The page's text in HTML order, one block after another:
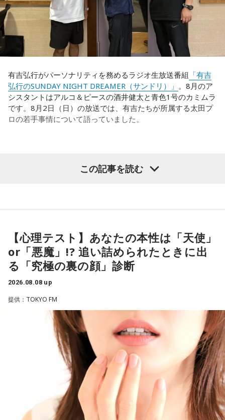
福田：そういう見方も当然ありますし、それができれば一番
いいと思うのですが、森保監督は帰国後の会見で「戦術は後
出しジャンケンだ」と言っていたんです。どういうことかと
いうと、自分たちが変えたら相手がまた変えてくる、それに
対してまた変えていかなきゃならない。ベンチでその都度
に対して変化しなきゃいけない。「こういうやり方をしま
す」「だったらこう対応します」と。
そうすると、対応された側がまた変えてくるんですよ、それ
も試合中に。ですから、ベンチからでも戦術や戦略はある程
ブラジル戦のときも「守ろう」という気持ちはなくても、ブ
だ、これは日本だけではなく、アルゼンチンと対戦したイン
グランドもそういう展開になったんですよ。サッカーってそ
ういうスポーツなんですよね。
つまり、ベンチから何か言っても（すぐに戦術を）変えられ
るほど簡単なスポーツではないんです。なぜならば、相手が
それに対してまた変化をしてくるから。だから“個”の力を高め
◆世界で戦うために必要な“個”の力
藤木：今回、日本代表はケガ人が続出しましたが、それでも
あの戦いができたというのは、選手層も相当厚くなったとい
うことでしょうか？
福田：そうですね。選手層は厚くなっているし、森保監督の
「誰が出ても同じような戦いができる準備をしてきた」とい
有吉弘行がパーソナリティを務めるラジオ生放送番組 「有吉
弘行のSUNDAY NIGHT DREAMER（サンドリ）」 。8月のア
シスタントはアルコ＆ピースの酒井健太と青色1号のカミムラ
です。8月2日（日）の放送では、有吉たちが所属する太田プ
ロの若手事情について語っていました。
とがあると切り出し、「賞レースで結果を残していないコン
ビ、（芸歴18年目の）ぐりんぴーすがよく愚痴をこぼしてい
るのは、最近の後輩は挨拶をしてくれないんだって（笑）」
と暴露します。
有吉自身は、今では後輩から挨拶されないことがまったくな
いため分からないと前置きしつつ、「ぐりんぴーすがそう言
っていたから……その辺はどう？ 風紀が乱れているかどうか」
と質問します。
これに対して、カミムラは「ぐりんぴーすさんが言っている
のは、1～2年目の芸人の子たちだと思うんですけど……たぶ
ん、その子たちは本当に挨拶していないと思います」と苦笑
い。有吉が「なんでなの？」と尋ねると、カミムラは「こん
なことを言うのもあれですけど、（ぐりんぴーすさんが）ど
ういう先輩か分かっていないんだと思います」と正直に語り
ます。
この記事を読む
【心理テスト】あなたの本性は「天使」
or「悪魔」!? 追い詰められたときに出
る「究極の裏の顔」診断
2026.08.08 up
提供：TOKYO FM